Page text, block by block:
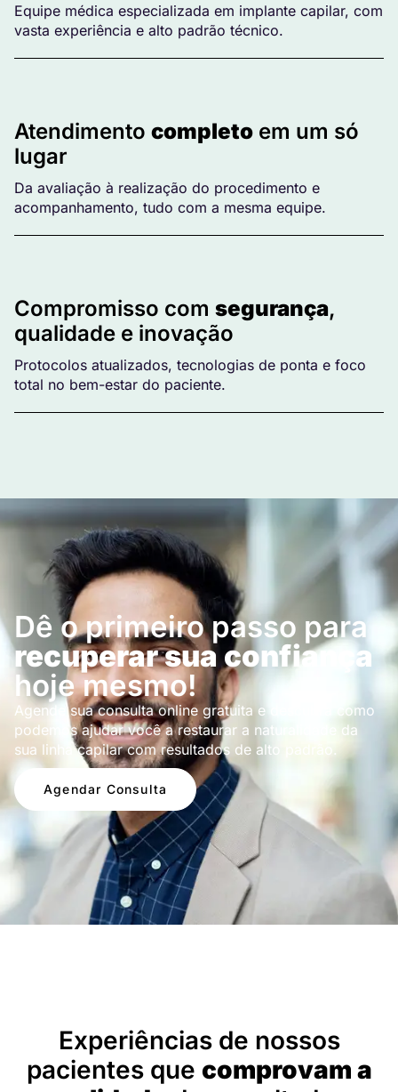
Equipe médica especializada em implante capilar, com
vasta experiência e alto padrão técnico.
Atendimento completo em um só
lugar
Da avaliação à realização do procedimento e
acompanhamento, tudo com a mesma equipe.
Compromisso com segurança,
qualidade e inovação
Protocolos atualizados, tecnologias de ponta e foco
total no bem-estar do paciente.
Dê o primeiro passo para
recuperar sua confiança
hoje mesmo!
Agende sua consulta online gratuita e descubra como
podemos ajudar você a restaurar a naturalidade da
sua linha capilar com resultados de alto padrão.
Agendar Consulta
Experiências de nossos
pacientes que comprovam a